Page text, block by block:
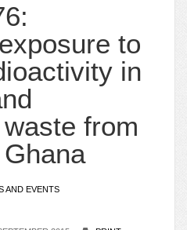
to
in
from
AND EVENTS